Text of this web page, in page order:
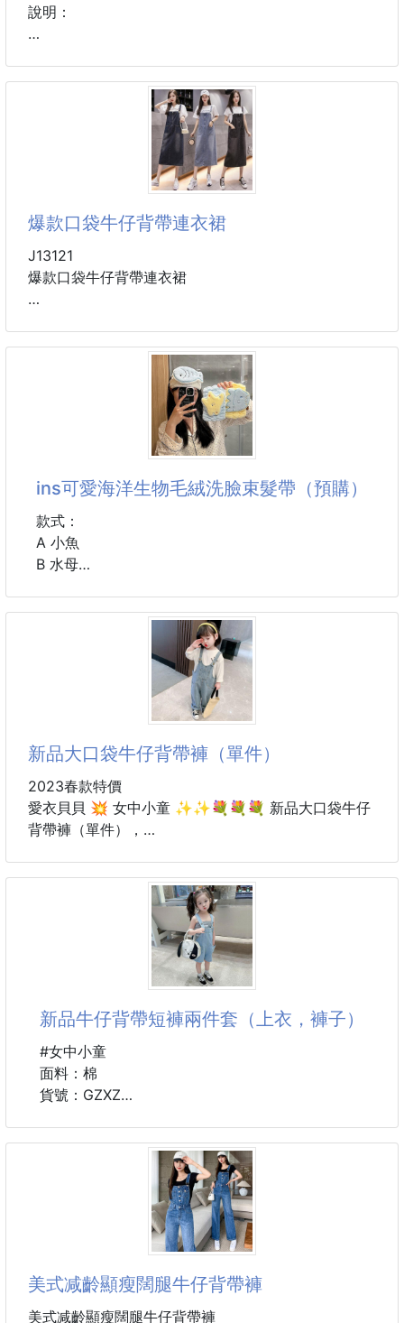
📌前、內拉鍊袋
📌內層拉鍊，乾濕分離袋
❌專櫃一個4-5千元❌
👍超實用的收納袋
✨『乾濕分離』✨
👉🏻可收納泳衣、濕衣
🟡上掀式，開袋方式🟡
👏🏻更大空間、容量～
👏🏻拿放東西，更方便
❌再也不會ㄎㄟˊㄎㄟˊ的❌
說明：
🚸超大號🚸超大號🚸超大號
💪大到可以雙肩背，超適合出國✈️
💪雙肩背，可隱藏設計
‼️可手提‼️可單肩背‼️雙肩背
📌鞋子、髒衣服獨立袋
📌內層拉鍊，乾濕分離袋
❌專櫃一個4-5千元❌
👍推薦大家這款
👍超實用的收納袋
✨『乾濕分離』✨
👉🏻可收納泳衣、濕衣
🟡上掀式，開袋方式🟡
👏🏻更大空間、容量～
👏🏻拿放東西，更方便
❌再也不會ㄎㄟˊㄎㄟˊ的❌
爆款口袋牛仔背帶連衣裙
J13121
爆款口袋牛仔背帶連衣裙
經典牛仔材質 挺括有型不顯皺，四季都能穿
實用大口袋設計 增添層次感，也方便收納小物
背帶可調節 依照身形輕鬆調整，修飾比例更顯腿長
微A字裙擺修飾下身 遮肉顯瘦，打造甜酷風格
百搭休閒風格 搭T恤、襯衫、小背心都OK，怎麼穿都
也可搭配字母純棉T或帆布休閒鞋，輕鬆打造日系青春
穿搭感
材質:75棉+25滌綸
尺寸:S~5L
ins可愛海洋生物毛絨洗臉束髮帶（預購）
款式：
A 小魚
B 水母
新品大口袋牛仔背帶褲（單件）
2023春款特價
愛衣貝貝 💥 女中小童 ✨✨💐💐💐 新品大口袋牛仔
背帶褲（單件），
尺碼：80-90-100-110-120-130碼
建議身高：75-85-95-105-115-125cm左右
新品牛仔背帶短褲兩件套（上衣，褲子）
#女中小童
面料：棉
貨號：GZXZ
建議身高：85-95-105-115-125-135cm左右
美式减齡顯瘦闊腿牛仔背帶褲
美式减齡顯瘦闊腿牛仔背帶褲